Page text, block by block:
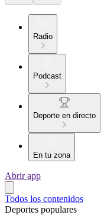
Radio
Podcast
Deporte en directo
En tu zona
Abrir app
Todos los contenidos
Deportes populares